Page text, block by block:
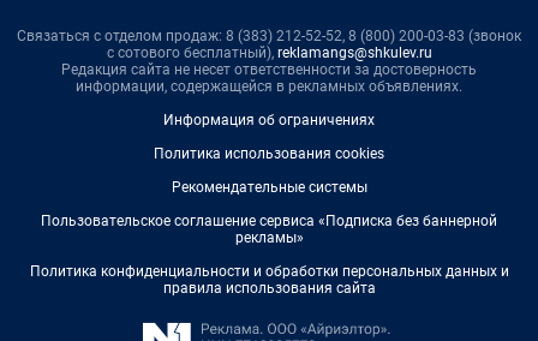
Связаться с отделом продаж: 8 (383) 212-52-52, 8 (800) 200-03-83 (звонок
с сотового бесплатный), reklamangs@shkulev.ru
Редакция сайта не несет ответственности за достоверность
информации, содержащейся в рекламных объявлениях.
Информация об ограничениях
Политика использования cookies
Рекомендательные системы
Пользовательское соглашение сервиса «Подписка без баннерной
рекламы»
Политика конфиденциальности и обработки персональных данных и
правила использования сайта